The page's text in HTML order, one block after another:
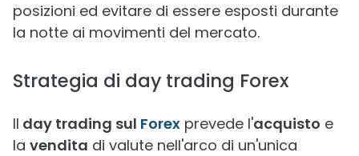
posizioni ed evitare di essere esposti durante
la notte ai movimenti del mercato.
Strategia di day trading Forex
Il day trading sul Forex prevede l'acquisto e
la vendita di valute nell'arco di un'unica